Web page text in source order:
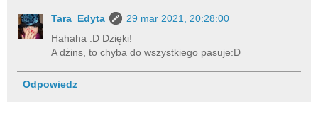
Tara_Edyta
29 mar 2021, 20:28:00
Hahaha :D Dzięki!
A dżins, to chyba do wszystkiego pasuje:D
Odpowiedz